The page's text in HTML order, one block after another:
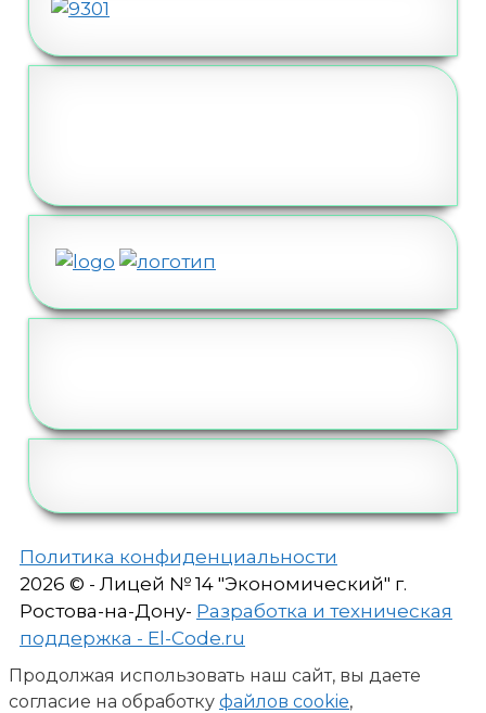
Политика конфиденциальности
2026 © - Лицей № 14 "Экономический" г.
Ростова-на-Дону- Разработка и техническая
поддержка - El-Code.ru
Продолжая использовать наш сайт, вы даете
согласие на обработку файлов cookie,